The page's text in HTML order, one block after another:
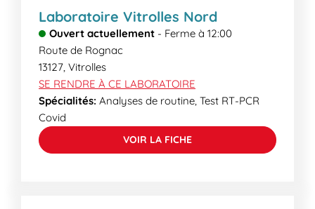
Laboratoire Vitrolles Nord
Ouvert actuellement - Ferme à 12:00
Route de Rognac
13127, Vitrolles
SE RENDRE À CE LABORATOIRE
Spécialités: Analyses de routine, Test RT-PCR
Covid
VOIR LA FICHE